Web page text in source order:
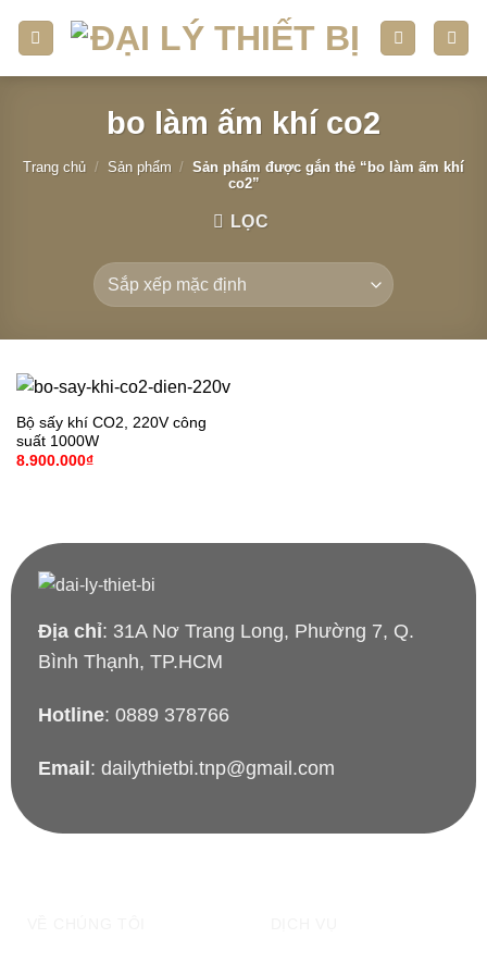
bo làm ấm khí co2
Trang chủ / Sản phẩm / Sản phẩm được gắn thẻ “bo làm ấm khí
co2”
LỌC
Bộ sấy khí CO2, 220V công
suất 1000W
8.900.000₫
Địa chỉ: 31A Nơ Trang Long, Phường 7, Q.
Bình Thạnh, TP.HCM
Hotline: 0889 378766
Email: dailythietbi.tnp@gmail.com